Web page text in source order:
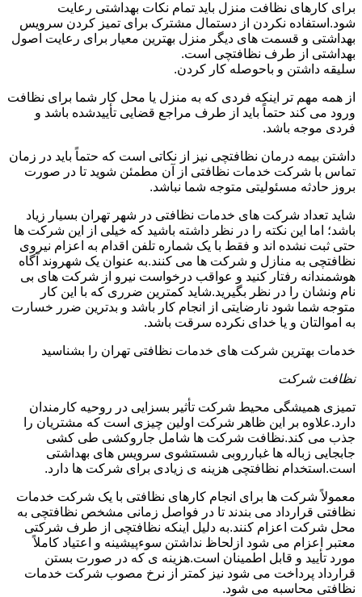
برای کارهای نظافت منزل باید تمام نکات بهداشتی رعایت
شود.استفاده نکردن از دستمال مشترک برای تمیز کردن سرویس
بهداشتی و قسمت های دیگر منزل بهترین معیار برای رعایت اصول
بهداشتی از طرف نظافتچی است.
سلیقه داشتن و باحوصله کار کردن.
از همه مهم تر اینکه فردی که به منزل یا محل کار شما برای نظافت
ورود می کند حتماً باید از طرف مراجع قضایی تأییدشده باشد و
فردی موجه باشد.
داشتن بیمه درمان نظافتچی نیز از نکاتی است که حتماً باید در زمان
تماس با شرکت خدمات نظافتی از آن مطمئن شوید تا در صورت
بروز حادثه مسئولیتی متوجه شما نباشد.
شاید تعداد شرکت های خدمات نظافتی در شهر تهران بسیار زیاد
باشد؛ اما این نکته را در نظر داشته باشید که خیلی از این شرکت ها
حتی ثبت نشده اند و فقط با یک شماره تلفن اقدام به اعزام نیروی
نظافتچی به منازل و شرکت ها می کنند.به عنوان یک شهروند آگاه
هوشمندانه رفتار کنید و عواقب درخواست نیرو از شرکت های بی
نام ونشان را در نظر بگیرید.شاید کمترین ضرری که با این کار
متوجه شما شود نارضایتی از انجام کار باشد و بدترین ضرر خسارت
به اموالتان و یا خدای نکرده سرقت باشد.
خدمات بهترین شرکت های خدمات نظافتی تهران را بشناسید
نظافت شرکت
تمیزی همیشگی محیط شرکت تأثیر بسزایی در روحیه کارمندان
دارد.علاوه بر این ظاهر شرکت اولین چیزی است که مشتریان را
جذب می کند.نظافت شرکت ها شامل جاروکشی طی کشی
جابجایی زباله ها غبارروبی شستشوی سرویس های بهداشتی
است.استخدام نظافتچی هزینه ی زیادی برای شرکت ها دارد.
معمولاً شرکت ها برای انجام کارهای نظافتی با یک شرکت خدمات
نظافتی قرارداد می بندند تا در فواصل زمانی مشخص نظافتچی به
محل شرکت اعزام کنند.به دلیل اینکه نظافتچی از طرف شرکتی
معتبر اعزام می شود ازلحاظ نداشتن سوءپیشینه و اعتیاد کاملاً
مورد تأیید و قابل اطمینان است.هزینه ی که در صورت بستن
قرارداد پرداخت می شود نیز کمتر از نرخ مصوب شرکت خدمات
نظافتی محاسبه می شود.